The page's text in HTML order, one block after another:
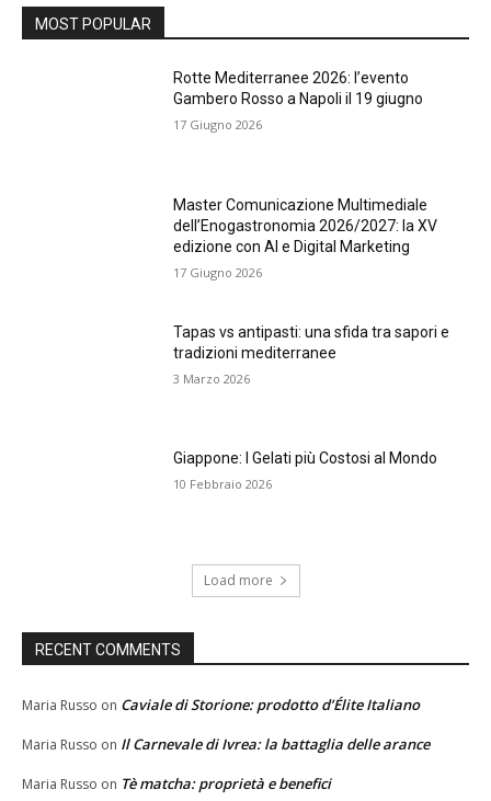
MOST POPULAR
Rotte Mediterranee 2026: l’evento
Gambero Rosso a Napoli il 19 giugno
17 Giugno 2026
Master Comunicazione Multimediale
dell’Enogastronomia 2026/2027: la XV
edizione con AI e Digital Marketing
17 Giugno 2026
Tapas vs antipasti: una sfida tra sapori e
tradizioni mediterranee
3 Marzo 2026
Giappone: I Gelati più Costosi al Mondo
10 Febbraio 2026
Load more
RECENT COMMENTS
Maria Russo on Caviale di Storione: prodotto d’Élite Italiano
Maria Russo on Il Carnevale di Ivrea: la battaglia delle arance
Maria Russo on Tè matcha: proprietà e benefici